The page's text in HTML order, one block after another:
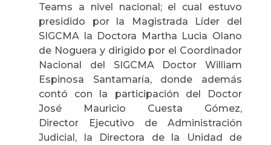
Teams a nivel nacional; el cual estuvo
presidido por la Magistrada Líder del
SIGCMA la Doctora Martha Lucia Olano
de Noguera y dirigido por el Coordinador
Nacional del SIGCMA Doctor William
Espinosa Santamaría, donde además
contó con la participación del Doctor
José Mauricio Cuesta Gómez,
Director Ejecutivo de Administración
Judicial, la Directora de la Unidad de